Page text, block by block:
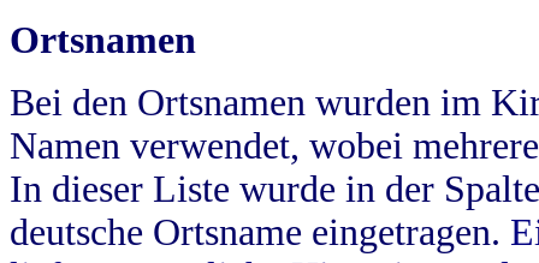
Ortsnamen
Bei den Ortsnamen wurden im
Namen verwendet, wobei
In dieser Liste wurde in der
deutsche Ortsname eingetragen.